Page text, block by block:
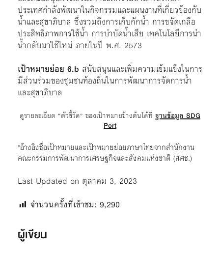
ประเทศกำลังพัฒนาในกิจกรรมและแผนงานที่เกี่ยวข้องกับ
น้ำและสุขาภิบาล ซึ่งรวมถึงการเก็บกักน้ำ การขจัดเกลือ
ประสิทธิภาพการใช้น้ำ การบำบัดน้ำเสีย เทคโนโลยีการนำ
น้ำกลับมาใช้ใหม่ ภายในปี พ.ศ. 2573
เป้าหมายย่อย 6.b สนับสนุนและเพิ่มความเข้มแข็งในการ
มีส่วนร่วมของชุมชนท้องถิ่นในการพัฒนาการจัดการน้ำ
และสุขาภิบาล
ดูรายละเอียด “ตัวชี้วัด” ของเป้าหมายข้างต้นได้ที่ ฐานข้อมูล SDG
Port
*อ้างอิงชื่อเป้าหมายและเป้าหมายย่อยภาษาไทยจากสำนักงาน
คณะกรรมการพัฒนาการเศรษฐกิจและสังคมแห่งชาติ (สศช.)
Last Updated on ตุลาคม 3, 2023
จำนวนครั้งที่เข้าชม: 9,290
ผู้เขียน